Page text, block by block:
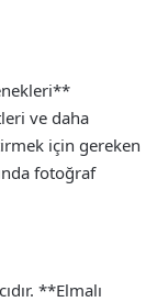
ve daha
için gereken
fotoğraf
**Elmalı